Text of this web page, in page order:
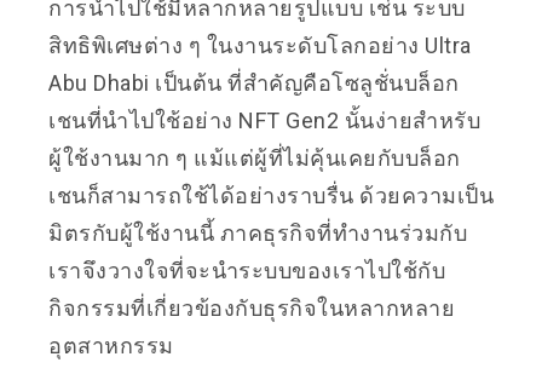
การนำไปใช้มีหลากหลายรูปแบบ เช่น ระบบ
สิทธิพิเศษต่าง ๆ ในงานระดับโลกอย่าง Ultra
Abu Dhabi เป็นต้น ที่สำคัญคือโซลูชั่นบล็อก
เชนที่นำไปใช้อย่าง NFT Gen2 นั้นง่ายสำหรับ
ผู้ใช้งานมาก ๆ แม้แต่ผู้ที่ไม่คุ้นเคยกับบล็อก
เชนก็สามารถใช้ได้อย่างราบรื่น ด้วยความเป็น
มิตรกับผู้ใช้งานนี้ ภาคธุรกิจที่ทำงานร่วมกับ
เราจึงวางใจที่จะนำระบบของเราไปใช้กับ
กิจกรรมที่เกี่ยวข้องกับธุรกิจในหลากหลาย
อุตสาหกรรม